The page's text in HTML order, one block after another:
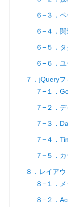
６−３．
６−４．関
６−５．
６−６．
７．jQuery
７−１．
７−２．
７−３．
７−４．
７−５．
８．レイア
８−１．
８−２．